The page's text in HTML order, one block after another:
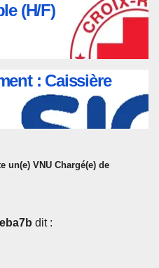
(H/F)
: Caissière
un(e) VNU Chargé(e) de
dit :